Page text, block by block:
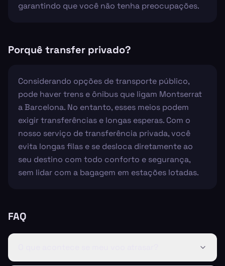
garantindo que você não tenha preocupações.
Porquê transfer privado?
Considerando opções de transporte público,
pode haver trens e ônibus que ligam Montserrat
a Barcelona. No entanto, esses meios podem
exigir transferências e longas esperas. Com o
nosso serviço de transferência privada, você
evita longas filas e se desloca diretamente ao
seu destino com todo conforto e segurança,
sem lidar com a bagagem em estações lotadas.
FAQ